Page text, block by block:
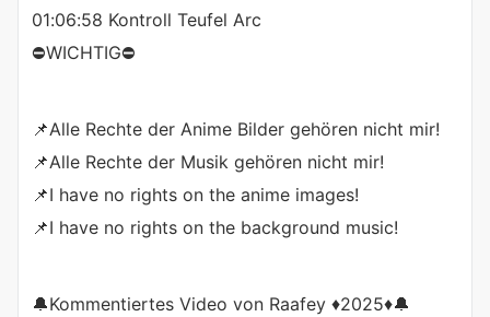
01:06:58 Kontroll Teufel Arc
⛔️WICHTIG⛔️
📌Alle Rechte der Anime Bilder gehören nicht mir!
📌Alle Rechte der Musik gehören nicht mir!
📌I have no rights on the anime images!
📌I have no rights on the background music!
🔔Kommentiertes Video von Raafey ♦2025♦🔔